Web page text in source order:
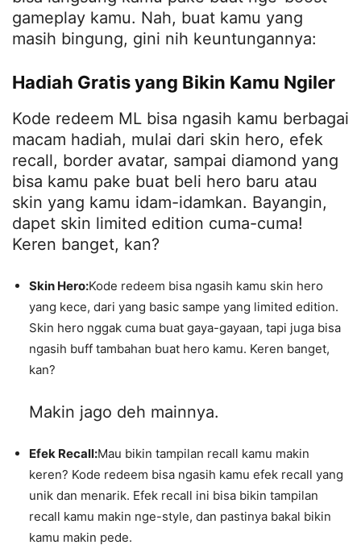
gameplay kamu. Nah, buat kamu yang
masih bingung, gini nih keuntungannya:
Hadiah Gratis yang Bikin Kamu Ngiler
Kode redeem ML bisa ngasih kamu berbagai
macam hadiah, mulai dari skin hero, efek
recall, border avatar, sampai diamond yang
bisa kamu pake buat beli hero baru atau
skin yang kamu idam-idamkan. Bayangin,
dapet skin limited edition cuma-cuma!
Keren banget, kan?
Skin Hero:Kode redeem bisa ngasih kamu skin hero
yang kece, dari yang basic sampe yang limited edition.
Skin hero nggak cuma buat gaya-gayaan, tapi juga bisa
ngasih buff tambahan buat hero kamu. Keren banget,
kan?
Makin jago deh mainnya.
Efek Recall:Mau bikin tampilan recall kamu makin
keren? Kode redeem bisa ngasih kamu efek recall yang
unik dan menarik. Efek recall ini bisa bikin tampilan
recall kamu makin nge-style, dan pastinya bakal bikin
kamu makin pede.